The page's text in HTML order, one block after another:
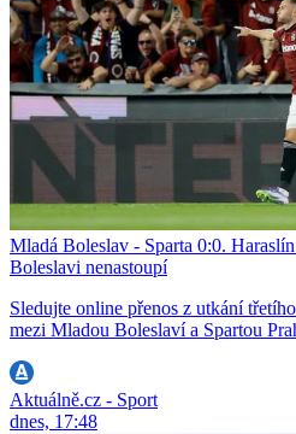
Mladá Boleslav - Sparta 0:0.
Boleslavi nenastoupí
Sledujte online přenos z utkání
mezi Mladou Boleslaví a Spartou
Aktuálně.cz - Sport
dnes, 17:48